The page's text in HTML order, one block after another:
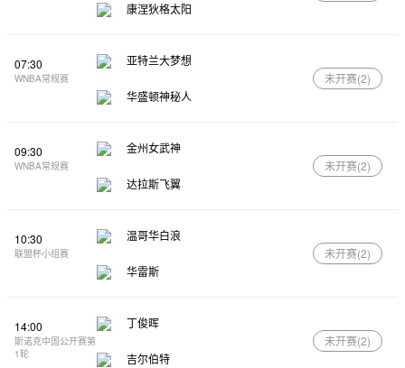
康涅狄格太阳
07:30
WNBA常规赛
亚特兰大梦想
华盛顿神秘人
未开赛(2)
09:30
WNBA常规赛
金州女武神
达拉斯飞翼
未开赛(2)
10:30
联盟杯小组赛
温哥华白浪
华雷斯
未开赛(2)
14:00
斯诺克中国公开赛第
1轮
丁俊晖
吉尔伯特
未开赛(2)